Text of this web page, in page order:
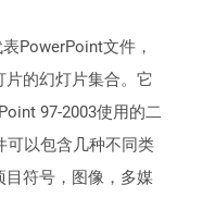
PowerPoint文件，
的幻灯片集合。它
97-2003使用的二
可以包含几种不同类
符号，图像，多媒